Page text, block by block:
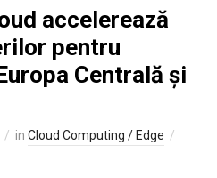
accelerează
pentru
Centrală și
in Cloud Computing / Edge